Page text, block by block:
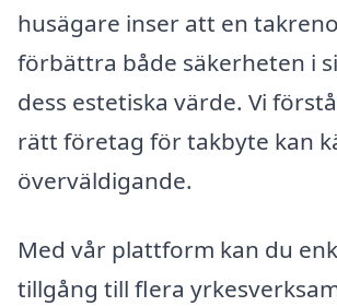
husägare inser att en
förbättra både säkerheten i
dess estetiska värde. Vi
rätt företag för takbyte kan
överväldigande.
Med vår plattform kan du
tillgång till flera